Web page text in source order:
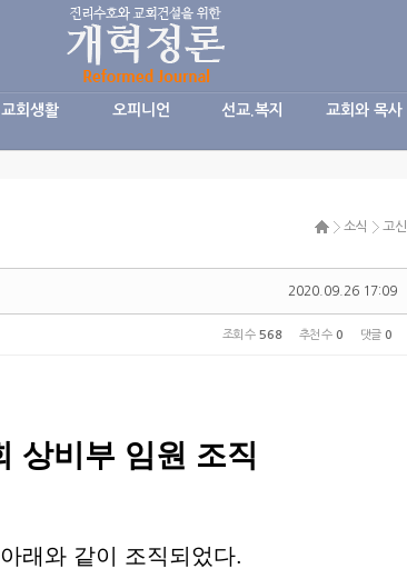
교회생활 오피니언 선교.복지 교회와 목사
소식 고신
2020.09.26 17:09
조회 수 568 추천 수 0 댓글 0
상비부 임원 조직
래와 같이 조직되었다.